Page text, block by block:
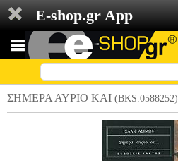
E-shop.gr App
ΣΗΜΕΡΑ ΑΥΡΙΟ ΚΑΙ (BKS.0588252)